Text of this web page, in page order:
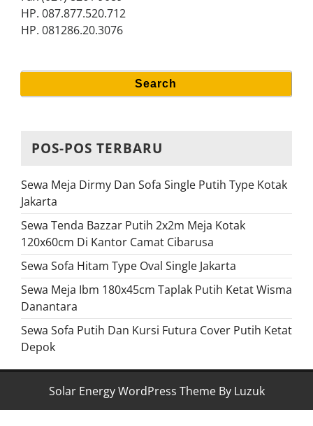
HP. 087.877.520.712
HP. 081286.20.3076
Search
for:
Search
POS-POS TERBARU
Sewa Meja Dirmy Dan Sofa Single Putih Type Kotak
Jakarta
Sewa Tenda Bazzar Putih 2x2m Meja Kotak
120x60cm Di Kantor Camat Cibarusa
Sewa Sofa Hitam Type Oval Single Jakarta
Sewa Meja Ibm 180x45cm Taplak Putih Ketat Wisma
Danantara
Sewa Sofa Putih Dan Kursi Futura Cover Putih Ketat
Depok
Solar Energy WordPress Theme By Luzuk